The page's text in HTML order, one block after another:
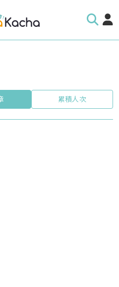
累積人次